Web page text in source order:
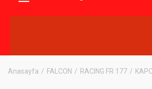
Anasayfa FALCON RACING FR 177